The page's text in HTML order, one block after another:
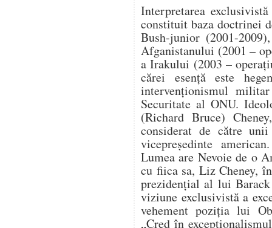
Interpretarea
constituit baza doctrinei
Bush-junior (2001-
Afganistanului (2001 –
a Irakului (2003 –
cărei esență este
intervenționismul
Securitate al ONU.
(Richard Bruce)
considerat de către
vicepreședinte
Lumea are Nevoie de o
cu fiica sa, Liz Cheney,
prezidențial al lui Barack
viziune exclusivistă a
vehement poziția lui
„Cred în